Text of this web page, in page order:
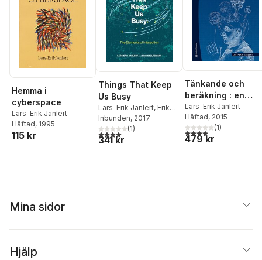
Hemma i
cyberspace
Lars-Erik Janlert
Häftad, 1995
115 kr
Things That Keep
Us Busy
Lars-Erik Janlert, Erik
Stolterman
Inbunden, 2017
4,0utav 5 stjärnor. Totalt antal röster:
(1)
341 kr
Tänkande och
beräkning : en
inledning till
datavetenskap
p
Lars-Erik Janlert
Häftad, 2015
4,0utav 5 stjärnor.
(1)
479 kr
Mina sidor
Hjälp